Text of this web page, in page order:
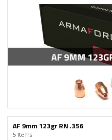
AF 9mm 123gr RN .356
5 Items